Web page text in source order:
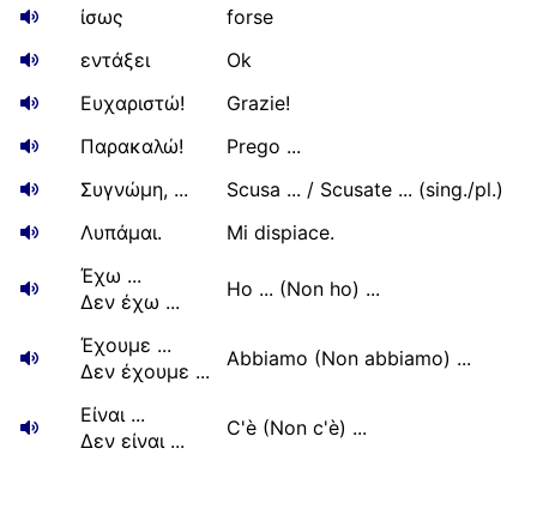
ίσως
forse
εντάξει
Ok
Ευχαριστώ!
Grazie!
Παρακαλώ!
Prego ...
Συγνώμη, ...
Scusa ... / Scusate ... (sing./pl.)
Λυπάμαι.
Mi dispiace.
Έχω ...
Δεν έχω ...
Ho ... (Non ho) ...
Έχουμε ...
Δεν έχουμε ...
Abbiamo (Non abbiamo) ...
Είναι ...
Δεν είναι ...
C'è (Non c'è) ...